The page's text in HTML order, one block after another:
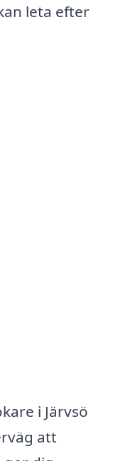
leta efter
i Järvsö
att